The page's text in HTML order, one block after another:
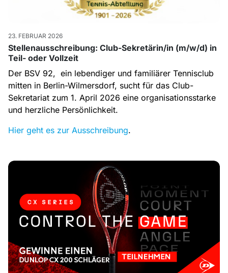
23. FEBRUAR 2026
Stellenausschreibung: Club-Sekretärin/in (m/w/d) in
Teil- oder Vollzeit
Der BSV 92, ein lebendiger und familiärer Tennisclub
mitten in Berlin-Wilmersdorf, sucht für das Club-
Sekretariat zum 1. April 2026 eine organisationsstarke
und herzliche Persönlichkeit.
Hier geht es zur Ausschreibung.